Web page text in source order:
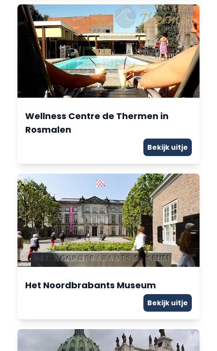
Wellness Centre de Thermen in
Rosmalen
Bekijk uitje
Het Noordbrabants Museum
Bekijk uitje